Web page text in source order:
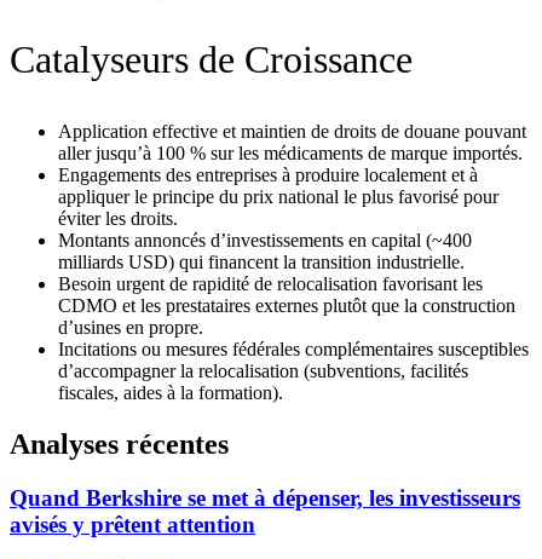
Catalyseurs de Croissance
Application effective et maintien de droits de douane pouvant
aller jusqu’à 100 % sur les médicaments de marque importés.
Engagements des entreprises à produire localement et à
appliquer le principe du prix national le plus favorisé pour
éviter les droits.
Montants annoncés d’investissements en capital (~400
milliards USD) qui financent la transition industrielle.
Besoin urgent de rapidité de relocalisation favorisant les
CDMO et les prestataires externes plutôt que la construction
d’usines en propre.
Incitations ou mesures fédérales complémentaires susceptibles
d’accompagner la relocalisation (subventions, facilités
fiscales, aides à la formation).
Analyses récentes
Quand Berkshire se met à dépenser, les investisseurs
avisés y prêtent attention